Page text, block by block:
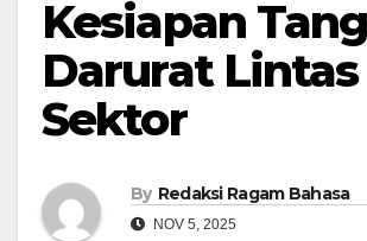
Kesiapan
Darurat Lintas
Sektor
By Redaksi Ragam Bahasa
NOV 5, 2025